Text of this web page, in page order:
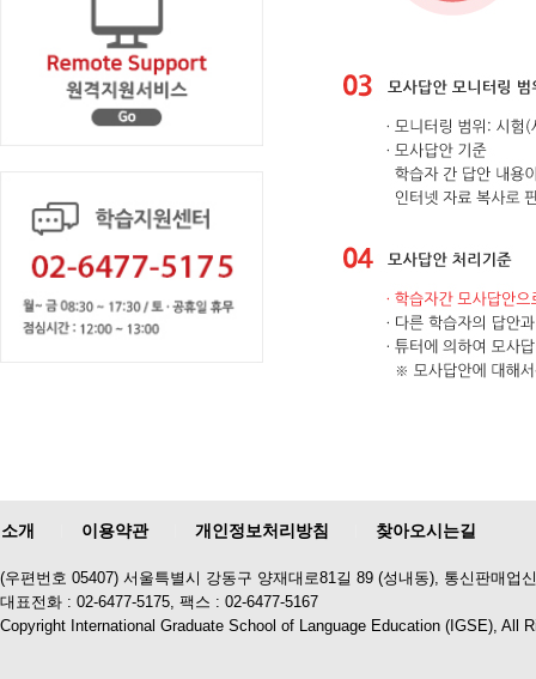
소개 이용약관 개인정보처리방침 찾아오시는길
(우편번호 05407) 서울특별시 강동구 양재대로81길 89 (성내동), 통신판매
대표전화 : 02-6477-5175, 팩스 : 02-6477-5167
Copyright International Graduate School of Language Education (IGSE), All